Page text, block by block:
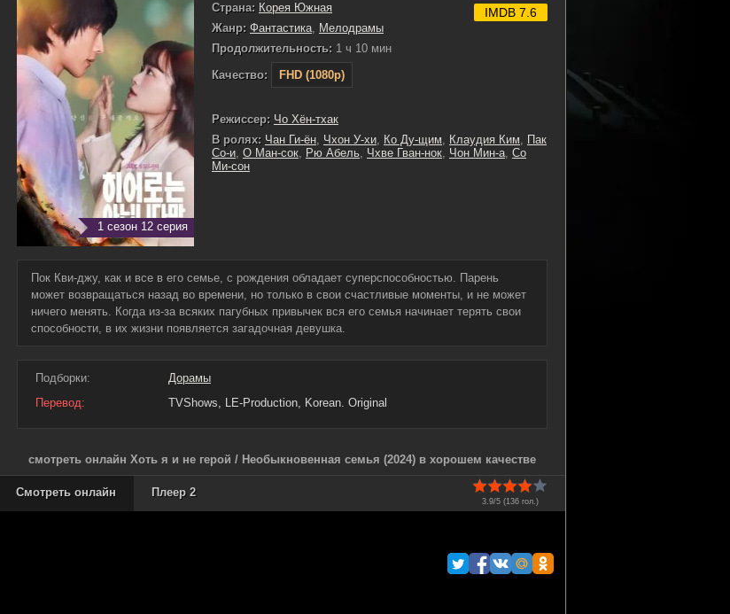
1 сезон 12 серия
Страна: Корея Южная
Жанр: Фантастика, Мелодрамы
Продолжительность: 1 ч 10 мин
Качество:
FHD (1080p)
IMDB 7.6
Режиссер: Чо Хён-тхак
В ролях: Чан Ги-ён, Чхон У-хи, Ко Ду-щим, Клаудия Ким, Пак
Со-и, О Ман-сок, Рю Абель, Чхве Гван-нок, Чон Мин-а, Со
Ми-сон
Пок Кви-джу, как и все в его семье, с рождения обладает суперспособностью. Парень
может возвращаться назад во времени, но только в свои счастливые моменты, и не может
ничего менять. Когда из-за всяких пагубных привычек вся его семья начинает терять свои
способности, в их жизни появляется загадочная девушка.
Подборки:
Дорамы
Перевод:
TVShows, LE-Production, Korean. Original
смотреть онлайн Хоть я и не герой / Необыкновенная семья (2024) в хорошем качестве
3.9/5 (136гол.)
Смотреть онлайн Плеер 2